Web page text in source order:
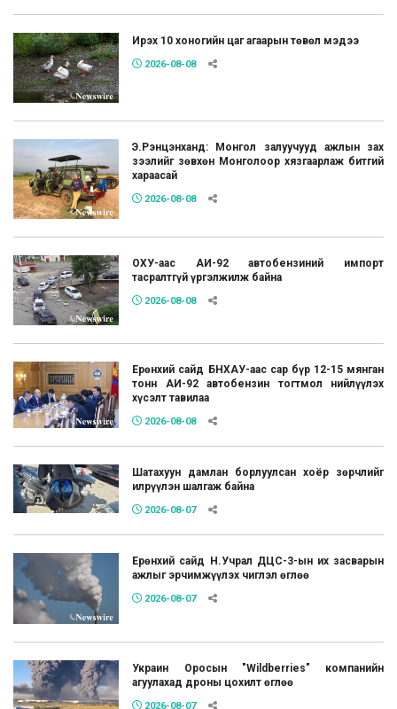
Ирэх 10 хоногийн цаг агаарын төвөл мэдээ
2026-08-08
Э.Рэнцэнханд: Монгол залуучууд ажлын зах
зээлийг зөвхөн Монголоор хязгаарлаж битгий
хараасай
2026-08-08
ОХУ-аас АИ-92 автобензиний импорт
тасралтгүй үргэлжилж байна
2026-08-08
Ерөнхий сайд БНХАУ-аас сар бүр 12-15 мянган
тонн АИ-92 автобензин тогтмол нийлүүлэх
хүсэлт тавилаа
2026-08-08
Шатахуун дамлан борлуулсан хоёр зөрчлийг
илрүүлэн шалгаж байна
2026-08-07
Ерөнхий сайд Н.Учрал ДЦС-3-ын их засварын
ажлыг эрчимжүүлэх чиглэл өглөө
2026-08-07
Украин Оросын "Wildberries" компанийн
агуулахад дроны цохилт өглөө
2026-08-07